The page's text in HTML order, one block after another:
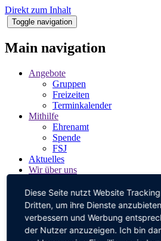
Direkt zum Inhalt
Toggle navigation
Main navigation
Angebote
Gruppen
Freizeiten
Terminkalender
Mithilfe
Ehrenamt
Spende
FSJ
Aktuelles
Wir über uns
Unsere Ziele
Fotoalbum
Kontakt
Förderverein
Diese Seite nutzt Website
Dritten, um ihre Dienste
verbessern und Werbung
der Nutzer anzuzeigen. Ich bin